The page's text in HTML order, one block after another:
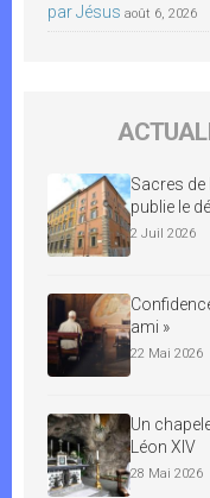
par Jésus août 6, 2026
Sacres de
publie le
2 Juil 2026
ami »
22 Mai 2026
Un
Léon XIV
28 Mai 2026